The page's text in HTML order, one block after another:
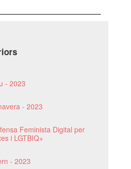
- 2023
- 2023
Feminista Digital per
i LGTBIQ+
- 2023